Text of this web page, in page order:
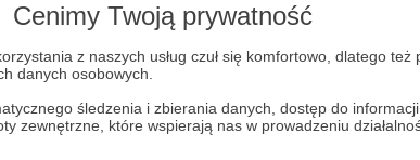
Cenimy Twoją prywatność
z naszych usług czuł się komfortowo, dlatego
danych osobowych.
śledzenia i zbierania danych, dostęp do
zewnętrzne, które wspierają nas w prowadzeniu